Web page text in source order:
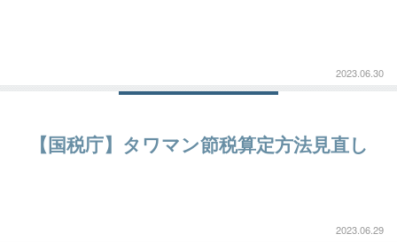
2023.06.30
【国税庁】タワマン節税算定方法見直し
2023.06.29